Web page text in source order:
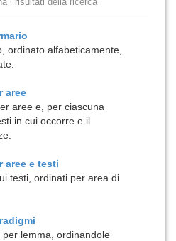
ordinato alfabeticamente,
aree
aree e, per ciascuna
in cui occorre e il
aree e testi
testi, ordinati per area di
lemma, ordinandole